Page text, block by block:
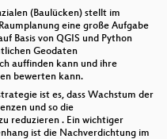
(Baulücken) stellt im
eine große Aufgabe
Basis von QGIS und Python
Geodaten
auffinden kann und ihre
bewerten kann.
ist es, dass Wachstum der
und so die
reduzieren . Ein wichtiger
ist die Nachverdichtung im